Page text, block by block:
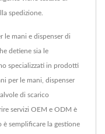
spedizione.
le mani e dispenser di
detiene sia le
specializzati in prodotti
per le mani, dispenser
di scarico
servizi OEM e ODM è
semplificare la gestione